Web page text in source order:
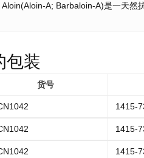
A; Barbaloin-A)是一天然
包装
货号
1415-
1415-
1415-